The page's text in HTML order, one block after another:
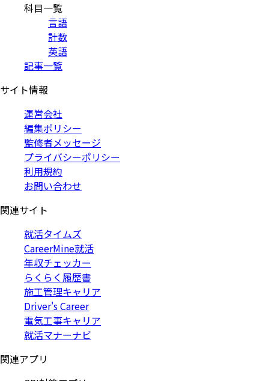
科目一覧
言語
計数
英語
記事一覧
サイト情報
運営会社
編集ポリシー
監修者メッセージ
プライバシーポリシー
利用規約
お問い合わせ
関連サイト
就活タイムズ
CareerMine就活
年収チェッカー
らくらく履歴書
施工管理キャリア
Driver's Career
電気工事キャリア
就活マナーナビ
関連アプリ